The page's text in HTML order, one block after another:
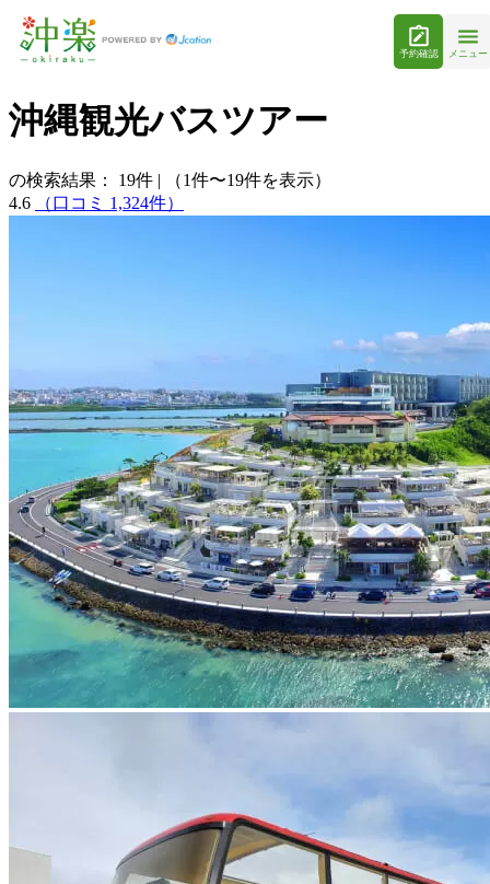
予約確認 メニュー
沖縄観光バスツアー
の検索結果： 19件 |
（1件〜19件を表示）
4.6
（口コミ 1,324件）